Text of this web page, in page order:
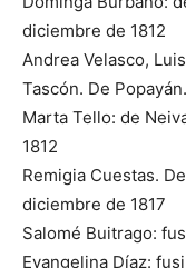
diciembre de 1812
Andrea Velasco,
Tascón. De
Marta Tello: de
1812
Remigia Cuestas.
diciembre de 1817
Salomé Buitrago:
Evangelina Díaz: